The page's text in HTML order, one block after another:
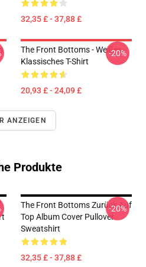
32,35 £ - 37,88 £
The Front Bottoms - Weißes
Klassisches T-Shirt
20,93 £ - 24,09 £
-20%
ANZEIGEN
Produkte
The Front Bottoms Zurück Auf
Top Album Cover Pullover
Sweatshirt
32,35 £ - 37,88 £
-20%